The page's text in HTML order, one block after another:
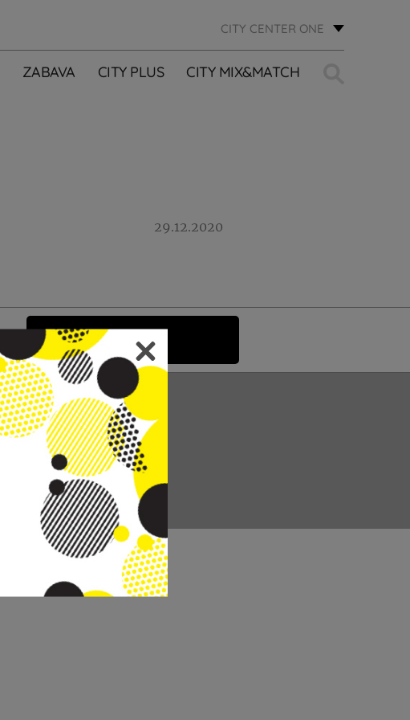
CITY CENTER ONE
ZABAVA CITY PLUS CITY MIX&MATCH
29.12.2020
PRIJAVI SE
CC REAL